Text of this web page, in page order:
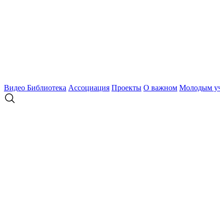
Видео Библиотека Ассоциация Проекты О важном Молодым